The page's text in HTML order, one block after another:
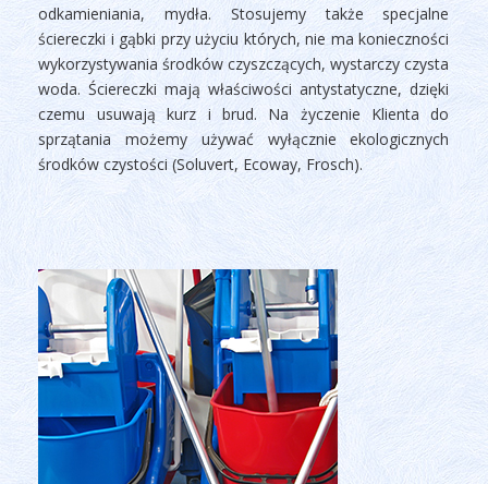
odkamieniania, mydła. Stosujemy także specjalne
ściereczki i gąbki przy użyciu których, nie ma konieczności
wykorzystywania środków czyszczących, wystarczy czysta
woda. Ściereczki mają właściwości antystatyczne, dzięki
czemu usuwają kurz i brud. Na życzenie Klienta do
sprzątania możemy używać wyłącznie ekologicznych
środków czystości (Soluvert, Ecoway, Frosch).